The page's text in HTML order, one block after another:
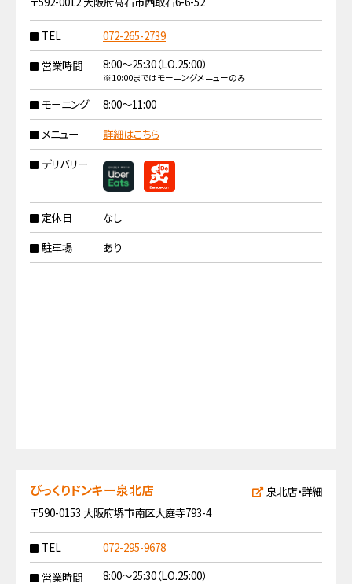
TEL
072-265-2739
営業時間
8:00〜25:30（LO.25:00）
※10:00まではモーニングメニューのみ
モーニング
8:00〜11:00
メニュー
詳細はこちら
デリバリー
定休日
なし
駐車場
あり
びっくりドンキー泉北店
泉北店・詳細
〒590-0153 大阪府堺市南区大庭寺793-4
TEL
072-295-9678
営業時間
8:00〜25:30（LO.25:00）